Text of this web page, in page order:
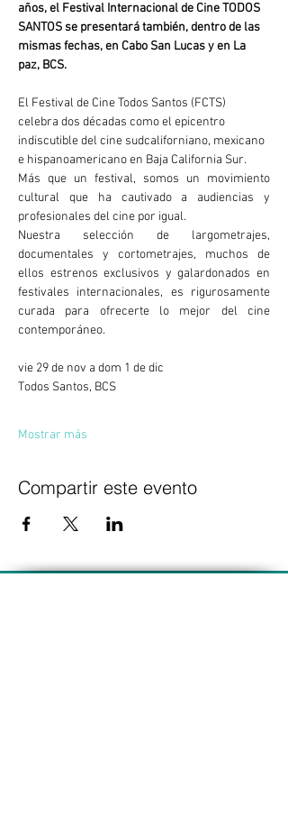
años, el Festival Internacional de Cine TODOS
SANTOS se presentará también, dentro de las
mismas fechas, en Cabo San Lucas y en La
paz, BCS.
El Festival de Cine Todos Santos (FCTS)
celebra dos décadas como el epicentro
indiscutible del cine sudcaliforniano, mexicano
e hispanoamericano en Baja California Sur.
Más que un festival, somos un movimiento
cultural que ha cautivado a audiencias y
profesionales del cine por igual.
Nuestra selección de largometrajes,
documentales y cortometrajes, muchos de
ellos estrenos exclusivos y galardonados en
festivales internacionales, es rigurosamente
curada para ofrecerte lo mejor del cine
contemporáneo.
vie 29 de nov a dom 1 de dic
Todos Santos, BCS
Mostrar más
Compartir este evento